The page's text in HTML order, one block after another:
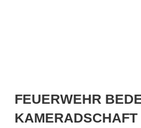
FEUERWEHR